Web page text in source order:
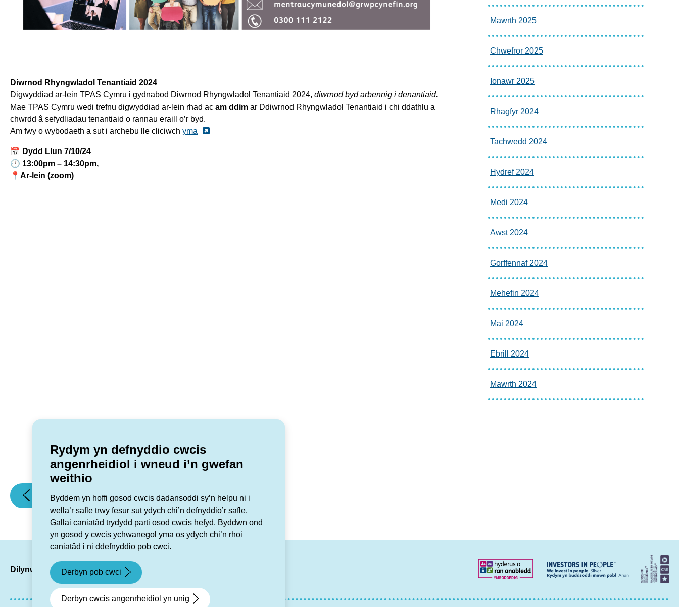
Rydym yn defnyddio cwcis
angenrheidiol i wneud i’n gwefan
weithio
Byddem yn hoffi gosod cwcis dadansoddi sy’n helpu ni i
wella’r safle trwy fesur sut ydych chi’n defnyddio’r safle.
Gallai caniatâd trydydd parti osod cwcis hefyd. Byddwn ond
yn gosod y cwcis ychwanegol yma os ydych chi’n rhoi
caniatâd i ni ddefnyddio pob cwci.
Derbyn pob cwci
Derbyn cwcis angenrheidiol yn unig
Diwrnod Rhyngwladol Tenantiaid 2024
Digwyddiad ar-lein TPAS Cymru i gydnabod Diwrnod Rhyngwladol Tenantiaid 2024, diwrnod byd arbennig i denantiaid.
Mae TPAS Cymru wedi trefnu digwyddiad ar-lein rhad ac am ddim ar Ddiwrnod Rhyngwladol Tenantiaid i chi ddathlu a
chwrdd â sefydliadau tenantiaid o rannau eraill o’r byd.
Am fwy o wybodaeth a sut i archebu lle cliciwch yma
📅 Dydd Llun 7/10/24
🕛 13:00pm – 14:30pm,
📍Ar-lein (zoom)
Mawrth 2025
Chwefror 2025
Ionawr 2025
Rhagfyr 2024
Tachwedd 2024
Hydref 2024
Medi 2024
Awst 2024
Gorffennaf 2024
Mehefin 2024
Mai 2024
Ebrill 2024
Mawrth 2024
Erthygl flaenorol
(Grŵp
Cynefin
Cyfarfod
Blynyddol
Erthygl nesaf
(Grŵp
Cynefin
yn
cyrraedd
rhestr
Gwobrau
Tai
am
Dilynwch ni LinkedIn
Facebook